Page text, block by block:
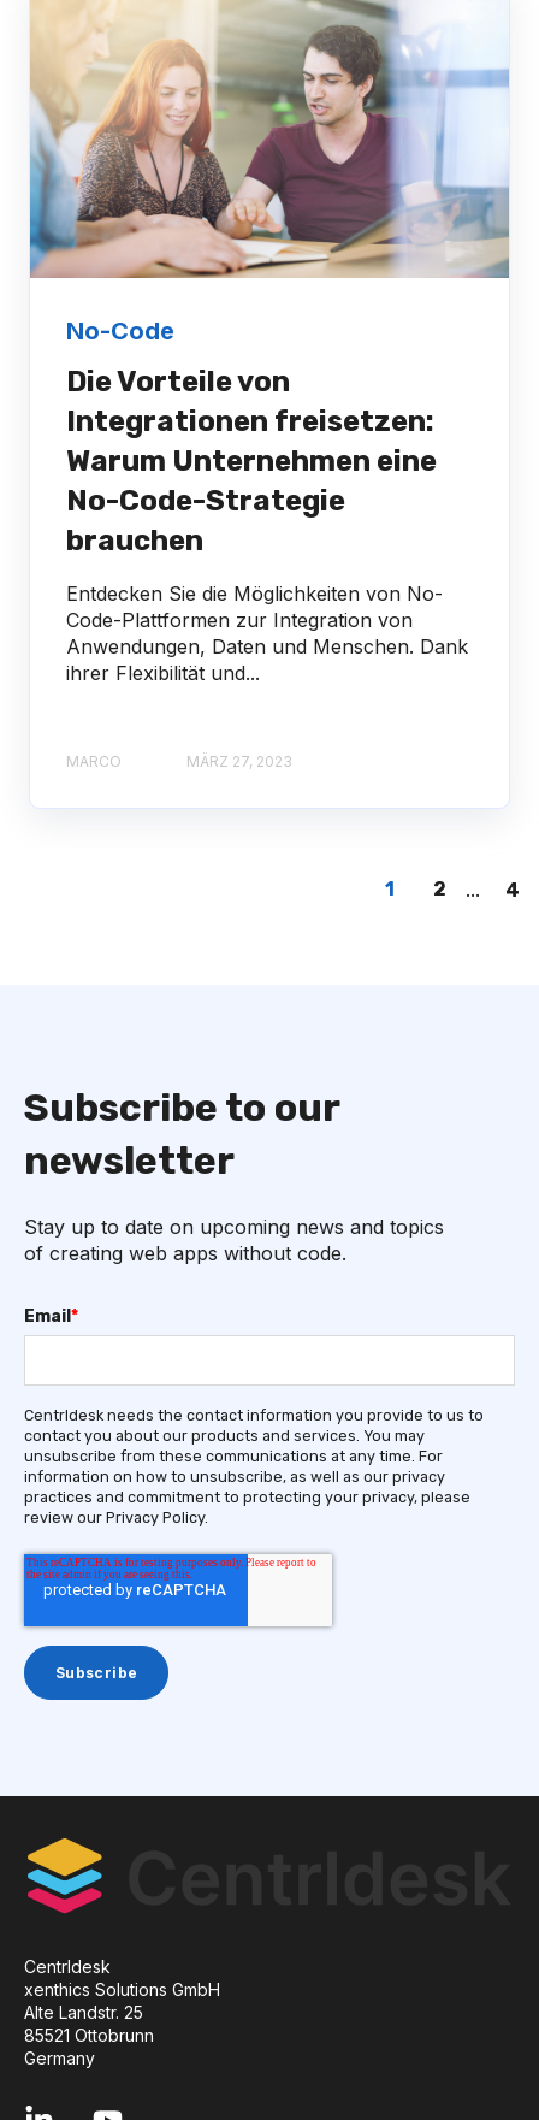
No-Code
Die Vorteile von
Integrationen freisetzen:
Warum Unternehmen eine
No-Code-Strategie
brauchen
Entdecken Sie die Möglichkeiten von No-
Code-Plattformen zur Integration von
Anwendungen, Daten und Menschen. Dank
ihrer Flexibilität und...
MARCO MÄRZ 27, 2023
1 2 ... 4
Subscribe to our
newsletter
Stay up to date on upcoming news and topics
of creating web apps without code.
Email *
Centrldesk needs the contact information you provide to us to
contact you about our products and services. You may
unsubscribe from these communications at any time. For
information on how to unsubscribe, as well as our privacy
practices and commitment to protecting your privacy, please
review our Privacy Policy.
Centrldesk
xenthics Solutions GmbH
Alte Landstr. 25
85521 Ottobrunn
Germany